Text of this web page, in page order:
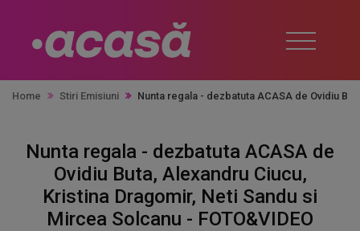
Home Stiri Emisiuni Nunta regala - dezbatuta ACASA de Ovidiu
Nunta regala - dezbatuta ACASA de
Ovidiu Buta, Alexandru Ciucu,
Kristina Dragomir, Neti Sandu si
Mircea Solcanu - FOTO&VIDEO